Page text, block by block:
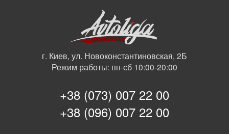
г. Киев, ул. Новоконстантиновская, 2Б
Режим работы: пн-сб 10:00-20:00
+38 (073) 007 22 00
+38 (096) 007 22 00